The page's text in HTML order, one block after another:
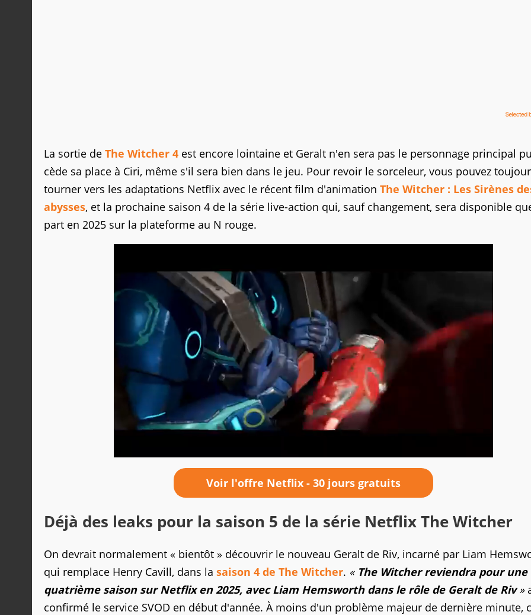
La sortie de The Witcher 4 est encore lointaine et Geralt n'en sera pas le personnage principal
cède sa place à Ciri, même s'il sera bien dans le jeu. Pour revoir le sorceleur, vous pouvez
tourner vers les adaptations Netflix avec le récent film d'animation The Witcher : Les Sirènes
abysses, et la prochaine saison 4 de la série live-action qui, sauf changement, sera disponible
part en 2025 sur la plateforme au N rouge.
Voir l'offre Netflix - 30 jours gratuits
Déjà des leaks pour la saison 5 de la série Netflix The Witcher
On devrait normalement « bientôt » découvrir le nouveau Geralt de Riv, incarné par Liam
qui remplace Henry Cavill, dans la saison 4 de The Witcher. « The Witcher reviendra pour une
quatrième saison sur Netflix en 2025, avec Liam Hemsworth dans le rôle de Geralt de Riv»
confirmé le service SVOD en début d'année. À moins d'un problème majeur de dernière minute,